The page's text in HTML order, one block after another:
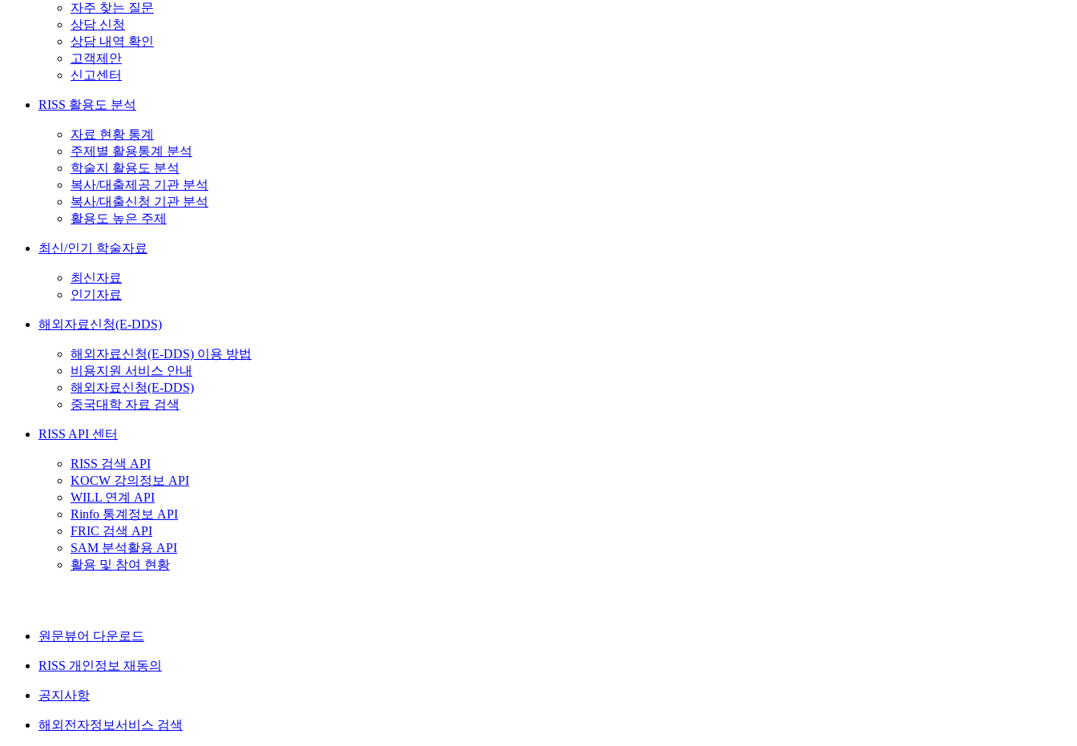
자주 찾는 질문
상담 신청
상담 내역 확인
고객제안
신고센터
RISS 활용도 분석
자료 현황 통계
주제별 활용통계 분석
학술지 활용도 분석
복사/대출제공 기관 분석
복사/대출신청 기관 분석
활용도 높은 주제
최신/인기 학술자료
최신자료
인기자료
해외자료신청(E-DDS)
해외자료신청(E-DDS) 이용 방법
비용지원 서비스 안내
해외자료신청(E-DDS)
중국대학 자료 검색
RISS API 센터
RISS 검색 API
KOCW 강의정보 API
WILL 연계 API
Rinfo 통계정보 API
FRIC 검색 API
SAM 분석활용 API
활용 및 참여 현황
원문뷰어 다운로드
RISS 개인정보 재동의
공지사항
해외전자정보서비스 검색